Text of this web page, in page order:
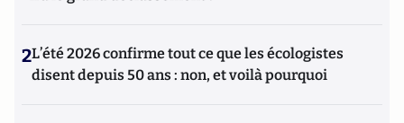
2L’été 2026 confirme tout ce que les écologistes
disent depuis 50 ans : non, et voilà pourquoi